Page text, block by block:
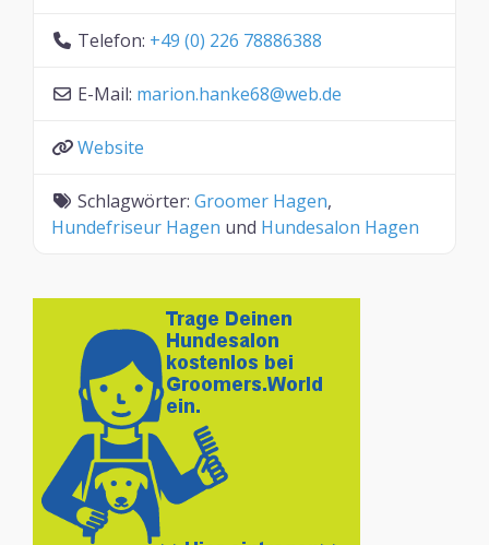
Telefon: +49 (0) 226 78886388
E-Mail: marion.hanke68@web.de
Website
Schlagwörter: Groomer Hagen,
Hundefriseur Hagen und Hundesalon Hagen